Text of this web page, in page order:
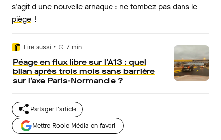
s'agit d'une nouvelle arnaque : ne tombez pas dans le
piège !
Lire aussi • 7 min
Péage en flux libre sur l'A13 : quel
bilan après trois mois sans barrière
sur l’axe Paris-Normandie ?
Partager l'article
Mettre Roole Média en favori